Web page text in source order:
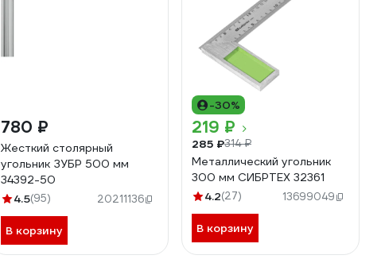
780 ₽
Жесткий столярный
угольник ЗУБР 500 мм
34392-50
4.5(95) 20211136
В корзину
-30%
219 ₽
285 ₽314 ₽
Металлический угольник
300 мм СИБРТЕХ 32361
4.2(27) 13699049
В корзину